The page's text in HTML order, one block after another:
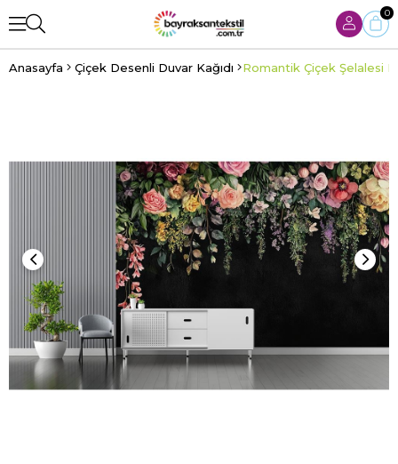
0
Anasayfa Çiçek Desenli Duvar Kağıdı Romantik Çiçek Şelalesi